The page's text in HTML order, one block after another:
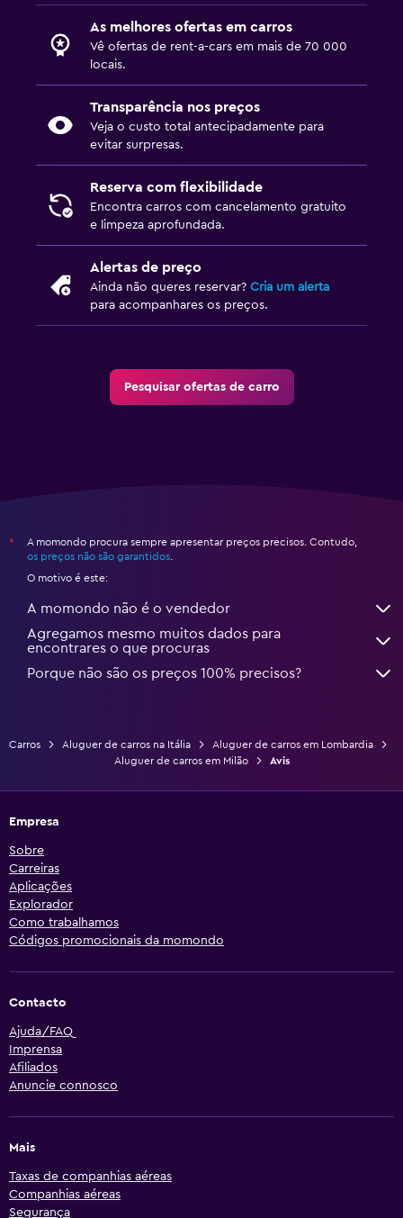
As melhores ofertas em carros
Vê ofertas de rent-a-cars em mais de 70 000
locais.
Transparência nos preços
Veja o custo total antecipadamente para
evitar surpresas.
Reserva com flexibilidade
Encontra carros com cancelamento gratuito
e limpeza aprofundada.
Alertas de preço
Ainda não queres reservar? Cria um alerta
para acompanhares os preços.
Pesquisar ofertas de carro
*
A momondo procura sempre apresentar preços precisos. Contudo,
os preços não são garantidos.
O motivo é este:
A momondo não é o vendedor
Agregamos mesmo muitos dados para
encontrares o que procuras
Porque não são os preços 100% precisos?
Carros Aluguer de carros na Itália
Aluguer de carros em Lombardia
Aluguer de carros em Milão
Avis
Empresa
Sobre
Carreiras
Aplicações
Explorador
Como trabalhamos
Códigos promocionais da momondo
Contacto
Ajuda/FAQ
Imprensa
Afiliados
Anuncie connosco
Mais
Taxas de companhias aéreas
Companhias aéreas
Segurança